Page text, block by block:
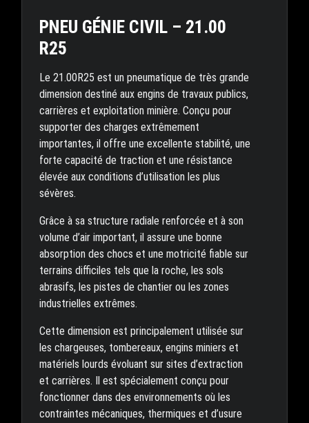
PNEU GÉNIE CIVIL – 21.00
R25
Le 21.00R25 est un pneumatique de très grande
dimension destiné aux engins de travaux publics,
carrières et exploitation minière. Conçu pour
supporter des charges extrêmement
importantes, il offre une excellente stabilité, une
forte capacité de traction et une résistance
élevée aux conditions d’utilisation les plus
sévères.
Grâce à sa structure radiale renforcée et à son
volume d’air important, il assure une bonne
absorption des chocs et une motricité fiable sur
terrains difficiles tels que la roche, les sols
abrasifs, les pistes de chantier ou les zones
industrielles extrêmes.
Cette dimension est principalement utilisée sur
les chargeuses, tombereaux, engins miniers et
matériels lourds évoluant sur sites d’extraction
et carrières. Il est spécialement conçu pour
fonctionner dans des environnements où les
contraintes mécaniques, thermiques et d’usure